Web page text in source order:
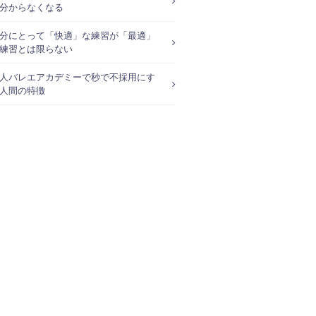
からなくなる
にとって「快適」な練習が「最適」
習とは限らない
バレエアカデミーで秒で不採用にす
間の特徴